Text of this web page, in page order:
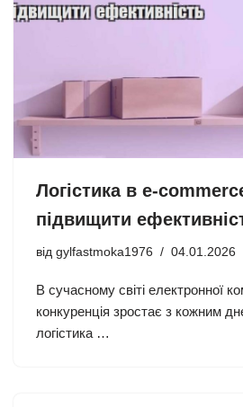
Логістика в e-
підвищити
від gylfastmoka1976 04.01.2026
В сучасному світі електронної
конкуренція зростає з кожним
логістика …